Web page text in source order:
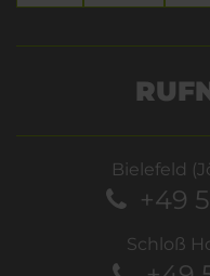
Bielefeld
+49
Schloß